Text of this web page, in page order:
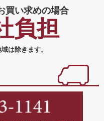
買い求めの場合
負担
は除きます。